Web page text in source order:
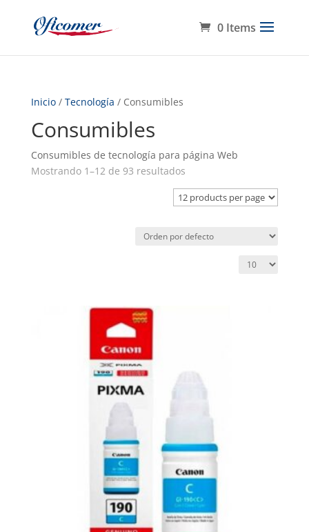
0 Items
Inicio/ Tecnología / Consumibles
Consumibles
Consumibles de tecnología para página Web
Mostrando 1–12 de 93 resultados